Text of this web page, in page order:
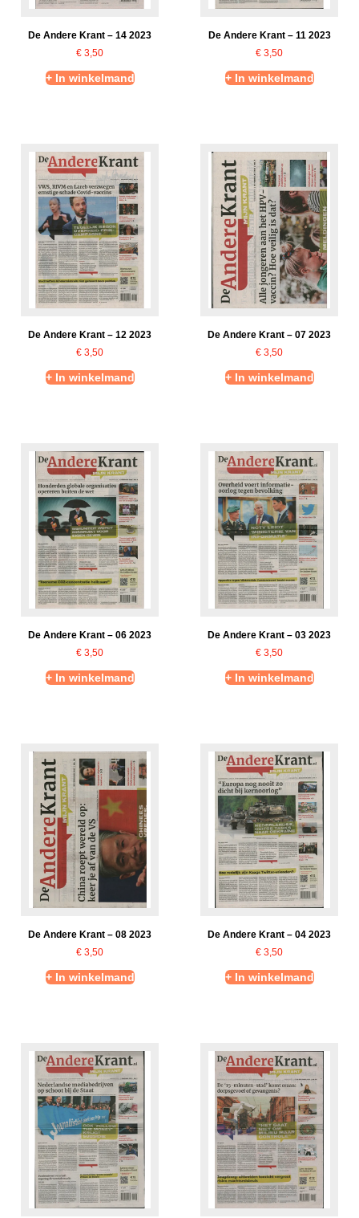
De Andere Krant – 14 2023
€ 3,50
+ In winkelmand
De Andere Krant – 11 2023
€ 3,50
+ In winkelmand
De Andere Krant – 12 2023
€ 3,50
+ In winkelmand
De Andere Krant – 07 2023
€ 3,50
+ In winkelmand
De Andere Krant – 06 2023
€ 3,50
+ In winkelmand
De Andere Krant – 03 2023
€ 3,50
+ In winkelmand
De Andere Krant – 08 2023
€ 3,50
+ In winkelmand
De Andere Krant – 04 2023
€ 3,50
+ In winkelmand